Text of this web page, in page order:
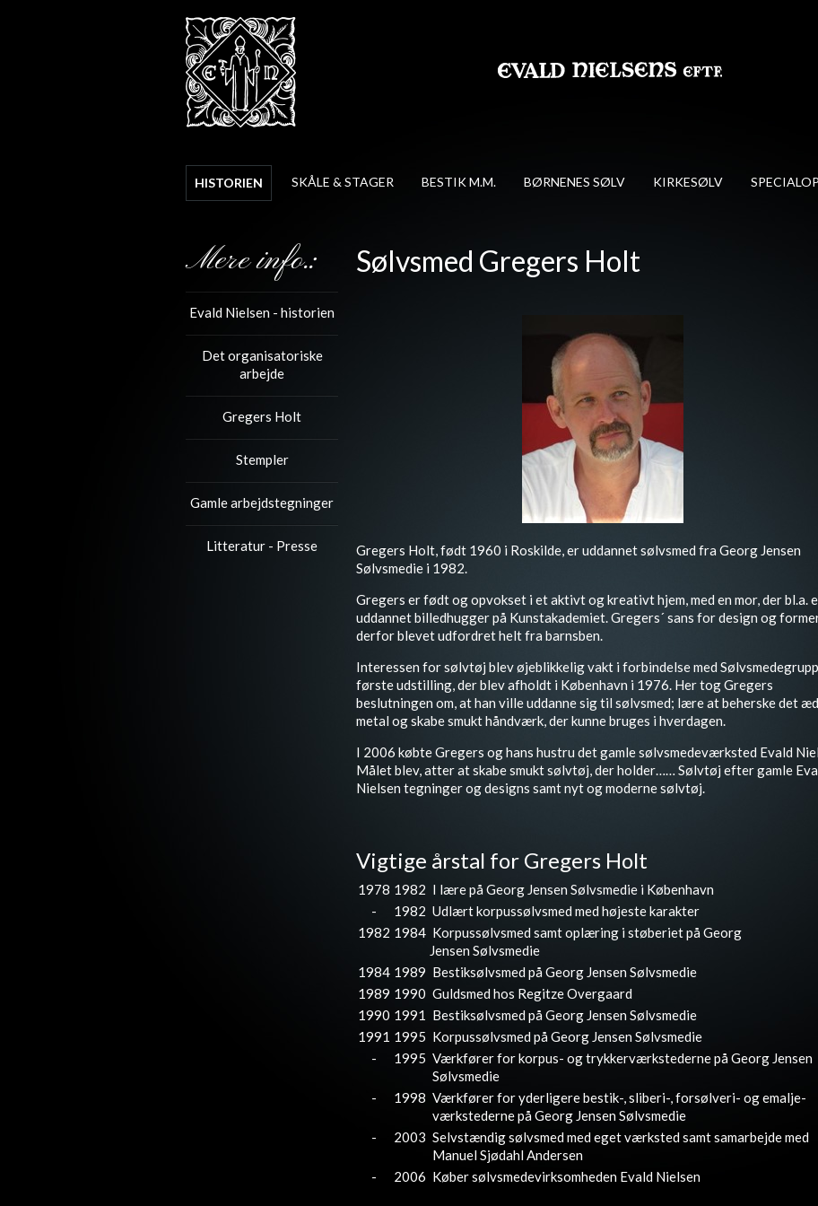
HISTORIEN SKÅLE & STAGER BESTIK M.M. BØRNENES SØLV KIRKESØLV
Mere info.:
Evald Nielsen - historien
Det organisatoriske
arbejde
Gregers Holt
Stempler
Gamle arbejdstegninger
Litteratur - Presse
Sølvsmed Gregers Holt
Gregers Holt, født 1960 i Roskilde, er uddannet sølvsmed fra Georg Jensen
Sølvsmedie i 1982.
Gregers er født og opvokset i et aktivt og kreativt hjem, med en mor, der bl.a.
uddannet billedhugger på Kunstakademiet. Gregers´ sans for design og
derfor blevet udfordret helt fra barnsben.
Interessen for sølvtøj blev øjeblikkelig vakt i forbindelse med
første udstilling, der blev afholdt i København i 1976. Her tog Gregers
beslutningen om, at han ville uddanne sig til sølvsmed; lære at beherske det
metal og skabe smukt håndværk, der kunne bruges i hverdagen.
I 2006 købte Gregers og hans hustru det gamle sølvsmedeværksted Evald
Målet blev, atter at skabe smukt sølvtøj, der holder…… Sølvtøj efter gamle
Nielsen tegninger og designs samt nyt og moderne sølvtøj.
Vigtige årstal for Gregers Holt
1978 1982 I lære på Georg Jensen Sølvsmedie i København
-
1982 Udlært korpussølvsmed med højeste karakter
1982 1984 Korpussølvsmed samt oplæring i støberiet på Georg
Jensen Sølvsmedie
1984 1989 Bestiksølvsmed på Georg Jensen Sølvsmedie
1989 1990 Guldsmed hos Regitze Overgaard
1990 1991 Bestiksølvsmed på Georg Jensen Sølvsmedie
1991 1995 Korpussølvsmed på Georg Jensen Sølvsmedie
-
1995 Værkfører for korpus- og trykkerværkstederne på Georg Jensen
Sølvsmedie
-
1998 Værkfører for yderligere bestik-, sliberi-, forsølveri- og emalje-
værkstederne på Georg Jensen Sølvsmedie
-
2003 Selvstændig sølvsmed med eget værksted samt samarbejde med
Manuel Sjødahl Andersen
-
2006 Køber sølvsmedevirksomheden Evald Nielsen